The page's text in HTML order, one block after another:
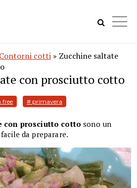
cotti » Zucchine saltate
con prosciutto cotto
free # primavera
con prosciutto cottosono un
da preparare.